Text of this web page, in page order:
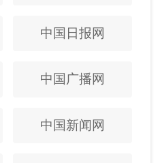
中国日报网
中国广播网
中国新闻网